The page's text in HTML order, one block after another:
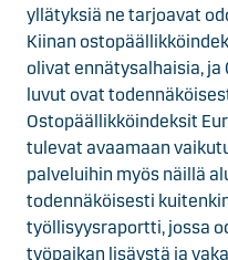
yllätyksiä ne tarjoavat
Kiinan
olivat ennätysalhaisia,
luvut ovat
Ostopäällikköindeksit
tulevat avaamaan
palveluihin myös näillä
todennäköisesti
työllisyysraportti, jossa
työpaikan lisäystä ja